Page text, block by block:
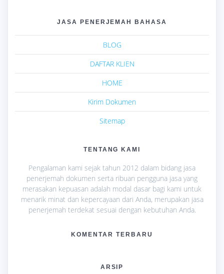
JASA PENERJEMAH BAHASA
BLOG
DAFTAR KLIEN
HOME
Kirim Dokumen
Sitemap
TENTANG KAMI
Pengalaman kami sejak tahun 2012 dalam bidang jasa
penerjemah dokumen serta ribuan pengguna jasa yang
merasakan kepuasan adalah modal dasar bagi kami untuk
menarik minat dan kepercayaan dari Anda, merupakan jasa
penerjemah terdekat sesuai dengan kebutuhan Anda.
KOMENTAR TERBARU
ARSIP